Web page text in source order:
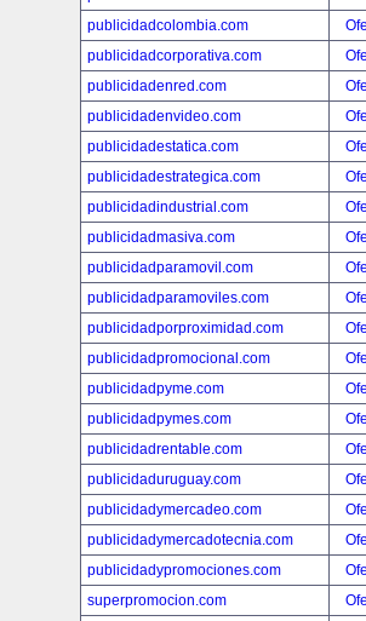
publicidadcolombia.com
publicidadcorporativa.com
publicidadenred.com
publicidadenvideo.com
publicidadestatica.com
publicidadestrategica.com
publicidadindustrial.com
publicidadmasiva.com
publicidadparamovil.com
publicidadparamoviles.com
publicidadporproximidad.com
publicidadpromocional.com
publicidadpyme.com
publicidadpymes.com
publicidadrentable.com
publicidaduruguay.com
publicidadymercadeo.com
publicidadymercadotecnia.com
publicidadypromociones.com
superpromocion.com